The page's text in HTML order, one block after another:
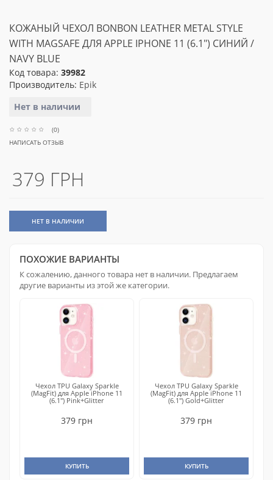
КОЖАНЫЙ ЧЕХОЛ BONBON LEATHER METAL STYLE
WITH MAGSAFE ДЛЯ APPLE IPHONE 11 (6.1") СИНИЙ /
NAVY BLUE
Код товара: 39982
Производитель: Epik
Нет в наличии
(0)
НАПИСАТЬ ОТЗЫВ
379 ГРН
НЕТ В НАЛИЧИИ
ПОХОЖИЕ ВАРИАНТЫ
К сожалению, данного товара нет в наличии. Предлагаем
другие варианты из этой же категории.
Чехол TPU Galaxy Sparkle
(MagFit) для Apple iPhone 11
(6.1") Pink+Glitter
379 грн
КУПИТЬ
Чехол TPU Galaxy Sparkle
(MagFit) для Apple iPhone 11
(6.1") Gold+Glitter
379 грн
КУПИТЬ